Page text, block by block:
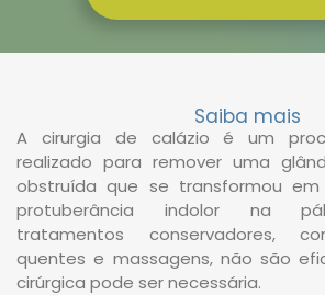
Saiba mais
A cirurgia de calázio é um
realizado para remover uma
obstruída que se transformou
protuberância indolor na
tratamentos conservadores,
quentes e massagens, não são
cirúrgica pode ser necessária.